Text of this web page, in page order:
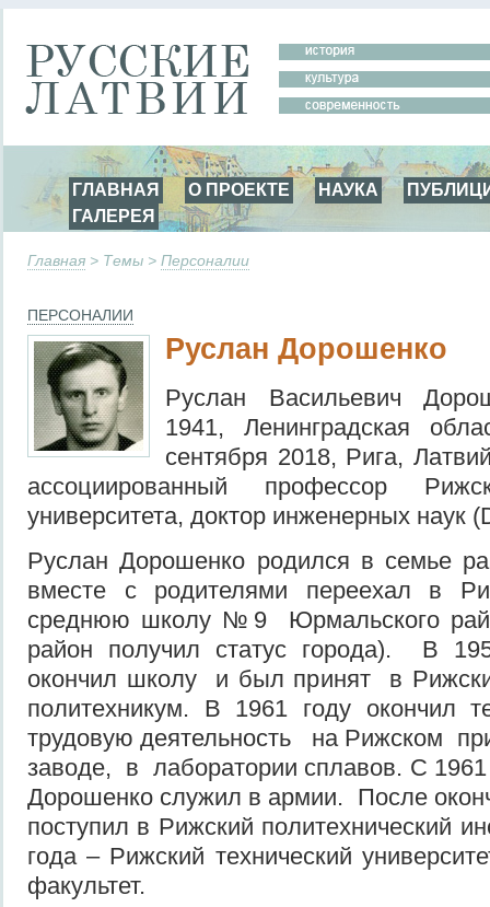
ГЛАВНАЯ О ПРОЕКТЕ НАУКА
ГАЛЕРЕЯ
Главная > Темы > Персоналии
ПЕРСОНАЛИИ
Руслан Дорошенко
Руслан Васильевич
1941, Ленинградская
сентября 2018, Рига,
ассоциированный профессор
университета, доктор инженерных наук
Руслан Дорошенко родился в семье
вместе с родителями переехал в
среднюю школу №9 Юрмальского
район получил статус города). В
окончил школу и был принят в
политехникум. В 1961 году
трудовую деятельность на Рижском
заводе, в лаборатории сплавов. С
Дорошенко служил в армии. После
поступил в Рижский политехнический
года – Рижский технический
факультет.